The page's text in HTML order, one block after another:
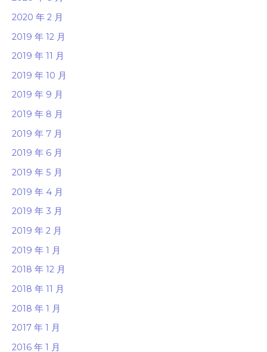
2020 年 2 月
2019 年 12 月
2019 年 11 月
2019 年 10 月
2019 年 9 月
2019 年 8 月
2019 年 7 月
2019 年 6 月
2019 年 5 月
2019 年 4 月
2019 年 3 月
2019 年 2 月
2019 年 1 月
2018 年 12 月
2018 年 11 月
2018 年 1 月
2017 年 1 月
2016 年 1 月